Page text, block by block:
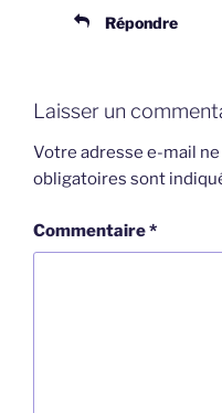
Répondre
Laisser un
Votre adresse e-mail
obligatoires sont
Commentaire*